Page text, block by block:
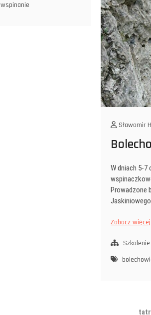
wspinanie
Sławomir
W dniach 5-7
Prowadzone
Zobacz więcej
Szkolenie